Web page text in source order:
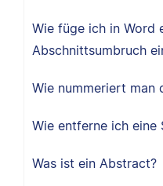
Wie füge ich in Word
Abschnittsumbruch
Wie nummeriert man
Wie entferne ich eine
Was ist ein Abstract?